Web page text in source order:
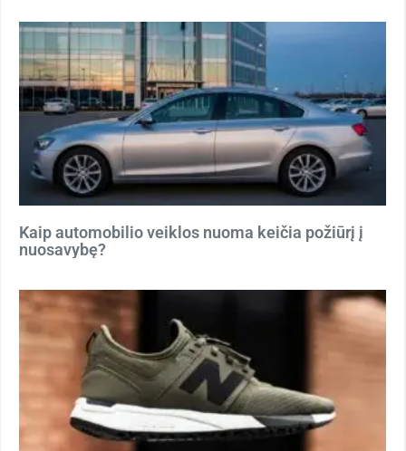
Kaip automobilio veiklos nuoma keičia požiūrį į
nuosavybę?